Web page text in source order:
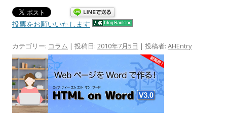
投票をお願いいたします
カテゴリー: コラム | 投稿日: 2010年7月5日 | 投稿者: AHEntry